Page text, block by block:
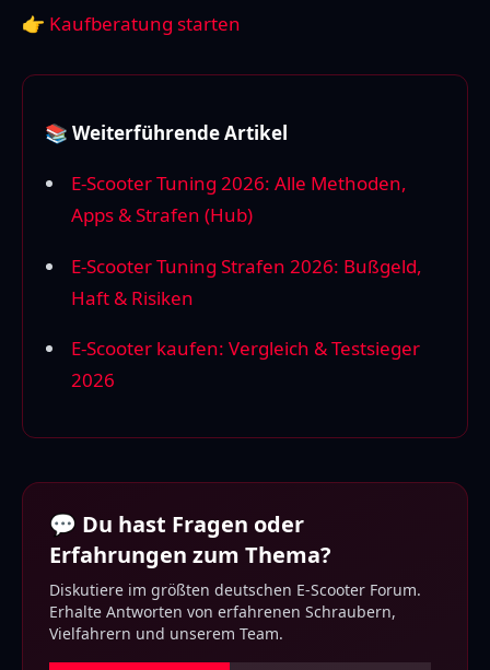
👉 Kaufberatung starten
📚 Weiterführende Artikel
E-Scooter Tuning 2026: Alle Methoden,
Apps & Strafen (Hub)
E-Scooter Tuning Strafen 2026: Bußgeld,
Haft & Risiken
E-Scooter kaufen: Vergleich & Testsieger
2026
💬 Du hast Fragen oder
Erfahrungen zum Thema?
Diskutiere im größten deutschen E-Scooter Forum.
Erhalte Antworten von erfahrenen Schraubern,
Vielfahrern und unserem Team.